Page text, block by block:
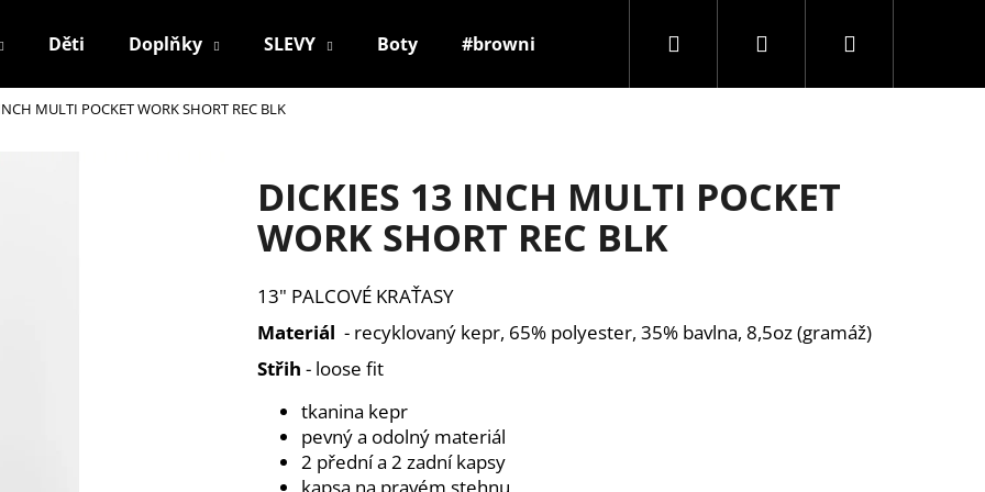
Děti Doplňky SLEVY Boty #brownisthenewblack Kamenná prodejna
Hledat PřihlášeníNákupní
MULTI POCKET WORK SHORT REC BLK
DICKIES 13 INCH MULTI POCKET
WORK SHORT REC BLK
13" PALCOVÉ KRAŤASY
Materiál - recyklovaný kepr, 65% polyester, 35% bavlna, 8,5oz (gramáž)
Střih - loose fit
tkanina kepr
pevný a odolný materiál
2 přední a 2 zadní kapsy
Co potřebujete najít?
HLEDAT